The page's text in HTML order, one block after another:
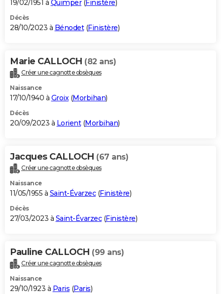
19/02/1951 à Quimper(Finistère)
Décès
28/10/2023 à Bénodet(Finistère)
Marie CALLOCH (82 ans)
Créer une cagnotte obsèques
Naissance
17/10/1940 à Groix(Morbihan)
Décès
20/09/2023 à Lorient(Morbihan)
Jacques CALLOCH (67 ans)
Créer une cagnotte obsèques
Naissance
11/05/1955 à Saint-Évarzec(Finistère)
Décès
27/03/2023 à Saint-Évarzec(Finistère)
Pauline CALLOCH (99 ans)
Créer une cagnotte obsèques
Naissance
29/10/1923 à Paris (Paris)